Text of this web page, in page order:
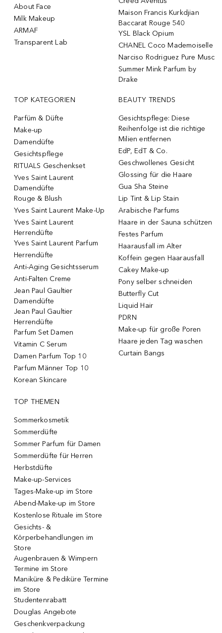
About Face
Milk Makeup
ARMAF
Transparent Lab
Maison Francis Kurkdjian
Baccarat Rouge 540
YSL Black Opium
CHANEL Coco Mademoiselle
Narciso Rodriguez Pure Musc
Summer Mink Parfum by
Drake
TOP KATEGORIEN
Parfüm & Düfte
Make-up
Damendüfte
Gesichtspflege
RITUALS Geschenkset
Yves Saint Laurent
Damendüfte
Rouge & Blush
Yves Saint Laurent Make-Up
Yves Saint Laurent
Herrendüfte
Yves Saint Laurent Parfum
Herrendüfte
Anti-Aging Gesichtsserum
Anti-Falten Creme
Jean Paul Gaultier
Damendüfte
Jean Paul Gaultier
Herrendüfte
Parfum Set Damen
Vitamin C Serum
Damen Parfum Top 10
Parfum Männer Top 10
Korean Skincare
BEAUTY TRENDS
Gesichtspflege: Diese
Reihenfolge ist die richtige
Milien entfernen
EdP, EdT & Co.
Geschwollenes Gesicht
Glossing für die Haare
Gua Sha Steine
Lip Tint & Lip Stain
Arabische Parfums
Haare in der Sauna schützen
Festes Parfum
Haarausfall im Alter
Koffein gegen Haarausfall
Cakey Make-up
Pony selber schneiden
Butterfly Cut
Liquid Hair
PDRN
Make-up für große Poren
Haare jeden Tag waschen
Curtain Bangs
TOP THEMEN
Sommerkosmetik
Sommerdüfte
Sommer Parfum für Damen
Sommerdüfte für Herren
Herbstdüfte
Make-up-Services
Tages-Make-up im Store
Abend-Make-up im Store
Kostenlose Rituale im Store
Gesichts- &
Körperbehandlungen im
Store
Augenbrauen & Wimpern
Termine im Store
Maniküre & Pediküre Termine
im Store
Studentenrabatt
Douglas Angebote
Geschenkverpackung